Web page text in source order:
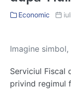
Economic
Imagine
Serviciul Fiscal
privind regimul